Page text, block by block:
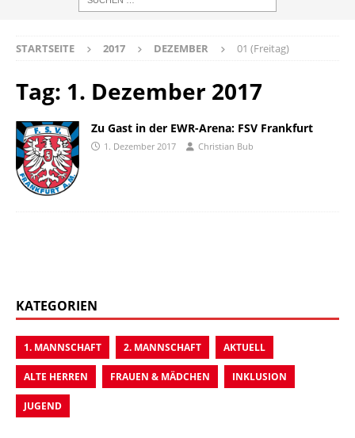
STARTSEITE 2017 DEZEMBER 01 (Freitag)
Tag: 1. Dezember 2017
Zu Gast in der EWR-Arena: FSV Frankfurt
1. Dezember 2017 Christian Bub
KATEGORIEN
1. MANNSCHAFT 2. MANNSCHAFT AKTUELL
ALTE HERREN FRAUEN & MÄDCHEN INKLUSION
JUGEND